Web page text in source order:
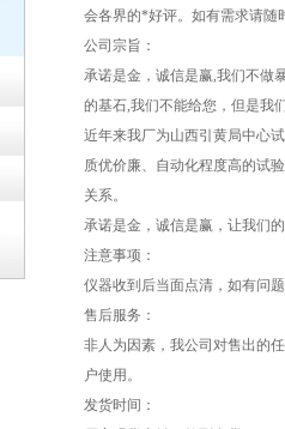
会各界的*好评。如有需求请随
公司宗旨：
承诺是金，诚信是赢,我们不做
的基石,我们不能给您，但是我
近年来我厂为山西引黄局中心
质优价廉、自动化程度高的试
关系。
承诺是金，诚信是赢，让我们
注意事项：
仪器收到后当面点清，如有问
售后服务：
非人为因素，我公司对售出的
户使用。
发货时间：